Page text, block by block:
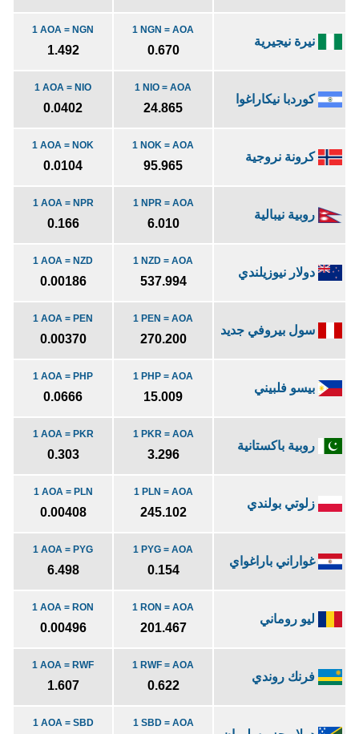
نيرة نيجيرية
1 NGN = AOA
0.670
1 AOA = NGN
1.492
كوردبا نيكاراغوا
1 NIO = AOA
24.865
1 AOA = NIO
0.0402
كرونة نروجية
1 NOK = AOA
95.965
1 AOA = NOK
0.0104
روبية نيبالية
1 NPR = AOA
6.010
1 AOA = NPR
0.166
دولار نيوزيلندي
1 NZD = AOA
537.994
1 AOA = NZD
0.00186
سول بيروفي جديد
1 PEN = AOA
270.200
1 AOA = PEN
0.00370
بيسو فلبيني
1 PHP = AOA
15.009
1 AOA = PHP
0.0666
روبية باكستانية
1 PKR = AOA
3.296
1 AOA = PKR
0.303
زلوتي بولندي
1 PLN = AOA
245.102
1 AOA = PLN
0.00408
غواراني باراغواي
1 PYG = AOA
0.154
1 AOA = PYG
6.498
ليو روماني
1 RON = AOA
201.467
1 AOA = RON
0.00496
فرنك روندي
1 RWF = AOA
0.622
1 AOA = RWF
1.607
1 SBD = AOA
1 AOA = SBD